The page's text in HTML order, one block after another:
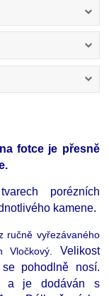
fotce je přesně
porézních
kamene.
ručně vyřezávaného
Vločkový. Velikost
pohodlně nosí.
a je dodáván s